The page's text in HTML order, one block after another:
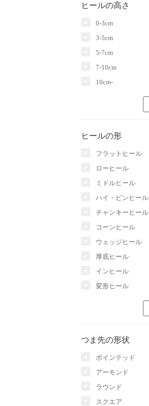
ヒールの高さ
0-3cm
3-5cm
5-7cm
7-10cm
10cm-
ヒールの形
フラットヒール
ローヒール
ミドルヒール
ハイ・ピンヒール
チャンキーヒール
コーンヒール
ウェッジヒール
厚底ヒール
インヒール
変形ヒール
つま先の形状
ポインテッド
アーモンド
ラウンド
スクエア